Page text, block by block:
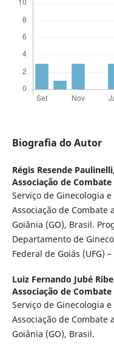
Biografia do Autor
Régis Resende Paulinelli,
Associação de Combate
Serviço de Ginecologia
Associação de Combate
Goiânia (GO), Brasil.
Departamento de
Federal de Goiás (UFG)
Luiz Fernando Jubé
Associação de Combate
Serviço de Ginecologia
Associação de Combate
Goiânia (GO), Brasil.